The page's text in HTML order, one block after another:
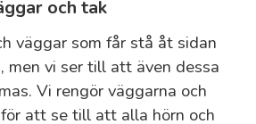
och tak
väggar som får stå åt sidan
men vi ser till att även dessa
Vi rengör väggarna och
att se till att alla hörn och